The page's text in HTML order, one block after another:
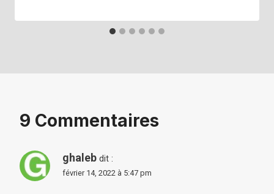
9 Commentaires
ghaleb dit :
février 14, 2022 à 5:47 pm